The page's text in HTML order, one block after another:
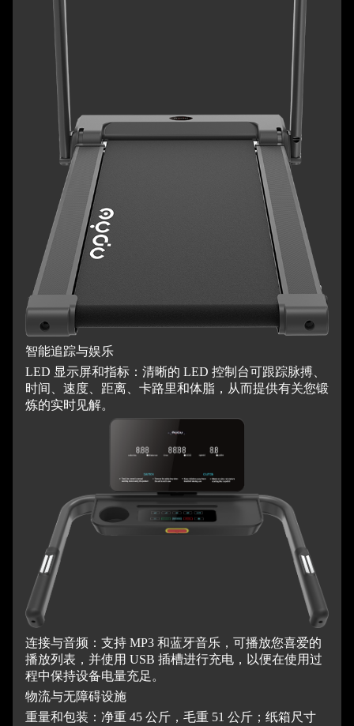
智能追踪与娱乐
LED 显示屏和指标：清晰的 LED 控制台可跟踪脉搏、
时间、速度、距离、卡路里和体脂，从而提供有关您锻
炼的实时见解。
连接与音频：支持 MP3 和蓝牙音乐，可播放您喜爱的
播放列表，并使用 USB 插槽进行充电，以便在使用过
程中保持设备电量充足。
物流与无障碍设施
重量和包装：净重 45 公斤，毛重 51 公斤；纸箱尺寸